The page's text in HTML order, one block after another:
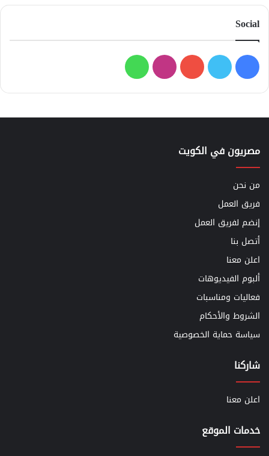
Social
فيسبوك
تويتر يوتيوبانستقرامواتساب
مصريون في الكويت
من نحن
فريق العمل
إنضم لفريق العمل
أتصل بنا
اعلن معنا
ألبوم الفيديوهات
فعاليات ومناسبات
الشروط والأحكام
سياسة حماية الخصوصية
شاركنا
اعلن معنا
خدمات الموقع